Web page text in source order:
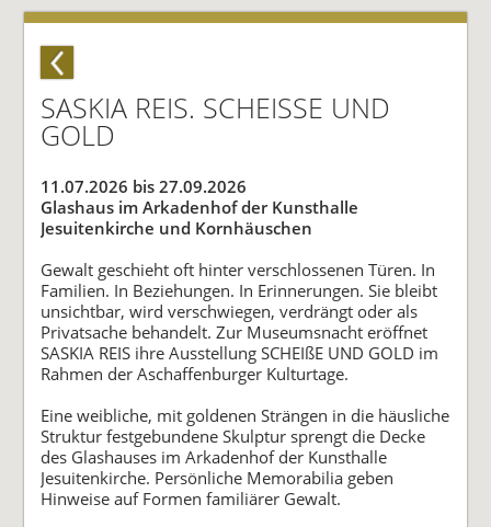
SASKIA REIS. SCHEISSE UND G
OLD
11.07.2026 bis 27.09.2026
Glashaus im Arkadenhof der Kunsthalle
Jesuitenkirche und Kornhäuschen
Gewalt geschieht oft hinter verschlossenen Türen. In
Familien. In Beziehungen. In Erinnerungen. Sie bleibt
unsichtbar, wird verschwiegen, verdrängt oder als
Privatsache behandelt. Zur Museumsnacht eröffnet
SASKIA REIS ihre Ausstellung SCHEIßE UND GOLD im
Rahmen der Aschaffenburger Kulturtage.
Eine weibliche, mit goldenen Strängen in die häusliche
Struktur festgebundene Skulptur sprengt die Decke
des Glashauses im Arkadenhof der Kunsthalle
Jesuitenkirche. Persönliche Memorabilia geben
Hinweise auf Formen familiärer Gewalt.